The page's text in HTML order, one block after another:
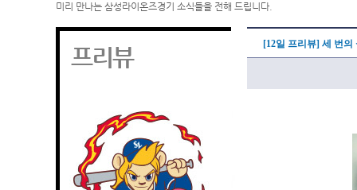
미리 만나는 삼성라이온즈경기 소식들을 전해 드립니다.
프리뷰 [12일 프리뷰] 세 번